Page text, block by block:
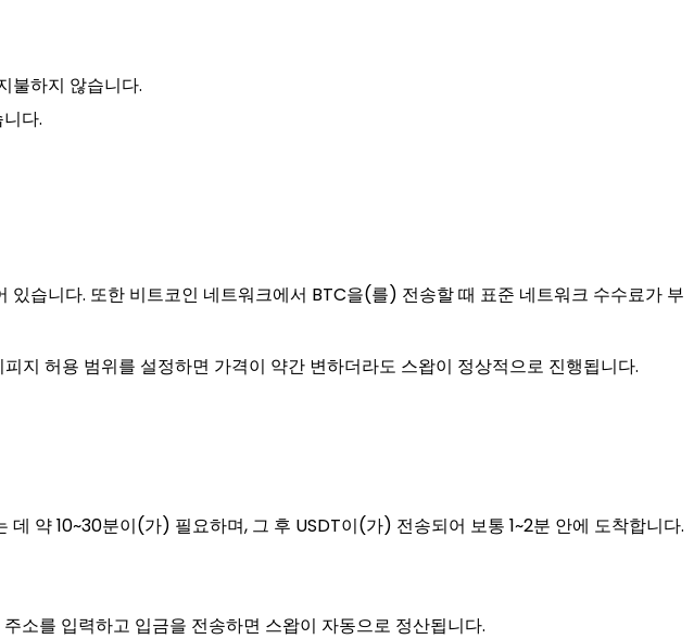
불하지 않습니다.
다.
습니다. 또한 비트코인 네트워크에서 BTC을(를) 전송할 때 표준 네트워크 수수료가 부
지 허용 범위를 설정하면 가격이 약간 변하더라도 스왑이 정상적으로 진행됩니다.
약 10~30분이(가) 필요하며, 그 후 USDT이(가) 전송되어 보통 1~2분 안에 도착합니다.
소를 입력하고 입금을 전송하면 스왑이 자동으로 정산됩니다.